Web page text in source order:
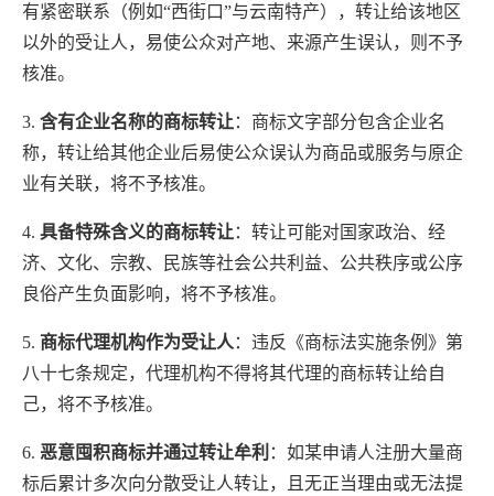
有紧密联系（例如“西街口”与云南特产），转让给该地区
以外的受让人，易使公众对产地、来源产生误认，则不予
核准。
3. 含有企业名称的商标转让 ：商标文字部分包含企业名
称，转让给其他企业后易使公众误认为商品或服务与原企
业有关联，将不予核准。
4. 具备特殊含义的商标转让 ：转让可能对国家政治、经
济、文化、宗教、民族等社会公共利益、公共秩序或公序
良俗产生负面影响，将不予核准。
5. 商标代理机构作为受让人 ：违反《商标法实施条例》第
八十七条规定，代理机构不得将其代理的商标转让给自
己，将不予核准。
6. 恶意囤积商标并通过转让牟利 ：如某申请人注册大量商
标后累计多次向分散受让人转让，且无正当理由或无法提